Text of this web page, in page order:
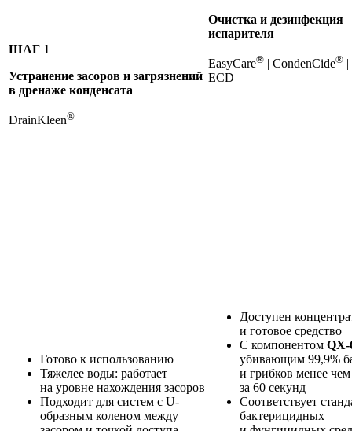
ШАГ 1
Устранение засоров и загрязнений
в дренаже конденсата
DrainKleen®
Готово к использованию
Тяжелее воды: работает
на уровне нахождения засоров
Подходит для систем с U-
образным коленом между
Очистка и дезинфекция
испарителя
EasyCare® | CondenCide®
ECD
Доступен
и готовое средство
С компонентом QX-
убивающим 99,9%
и грибков менее чем
за 60 секунд
Соответствует
бактерицидных